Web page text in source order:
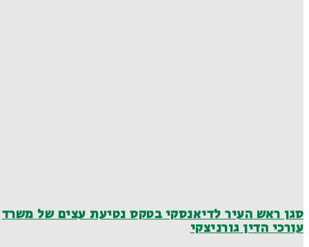
סגן ראש העיר לדיאנסקי בטקס נטיעת עצים של משרד
עורכי הדין גורניצקי